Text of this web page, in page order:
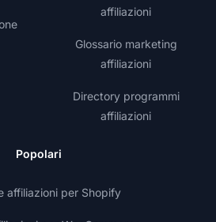
affiliazioni
Glossario marketing
affiliazioni
Directory programmi
affiliazioni
Popolari
affiliazioni per Shopify